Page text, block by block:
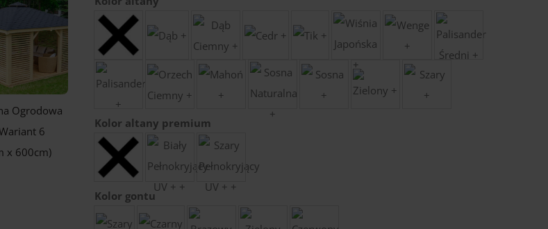
Kolor altany premium
Kolor gontu